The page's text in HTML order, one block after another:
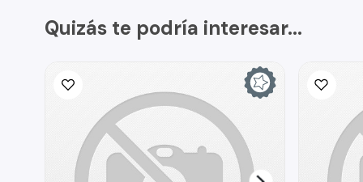
Quizás te podría interesar...